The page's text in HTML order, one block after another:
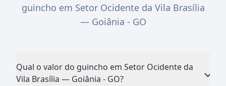
guincho em Setor Ocidente da Vila Brasília
— Goiânia - GO
Qual o valor do guincho em Setor Ocidente da
Vila Brasília — Goiânia - GO?